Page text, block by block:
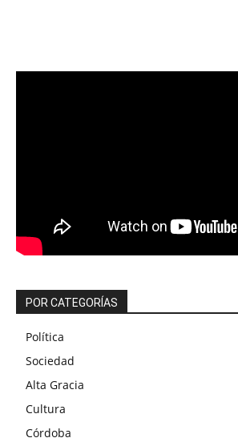
POR CATEGORÍAS
Política
Sociedad
Alta Gracia
Cultura
Córdoba